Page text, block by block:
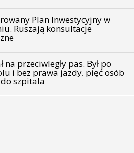
Plan Inwestycyjny w
Ruszają konsultacje
na przeciwległy pas. Był po
i bez prawa jazdy, pięć osób
szpitala